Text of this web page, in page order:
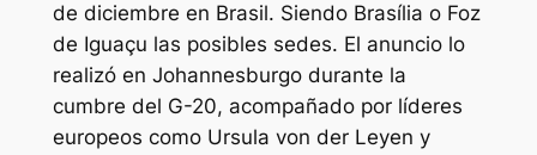
de diciembre en Brasil. Siendo Brasília o Foz
de Iguaçu las posibles sedes. El anuncio lo
realizó en Johannesburgo durante la
cumbre del G-20, acompañado por líderes
europeos como Ursula von der Leyen y